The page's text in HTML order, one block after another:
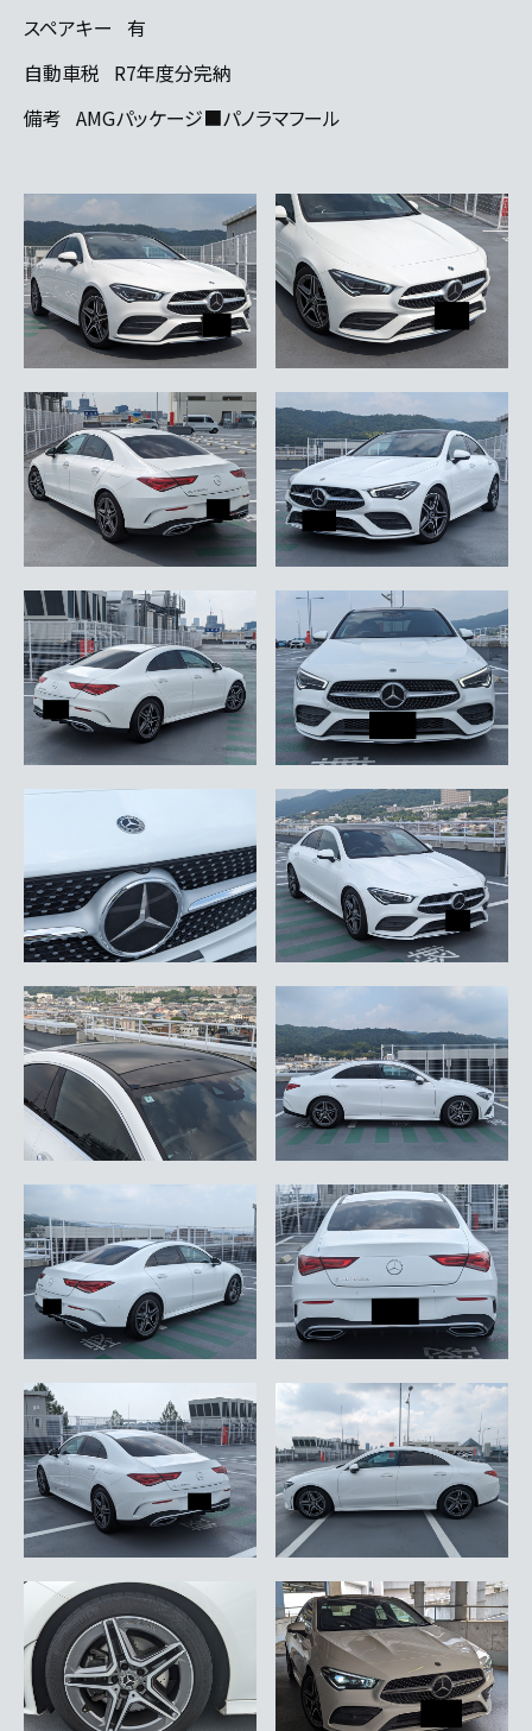
スペアキー
有
自動車税 R7年度分完納
備考 AMGパッケージ■パノラマフール